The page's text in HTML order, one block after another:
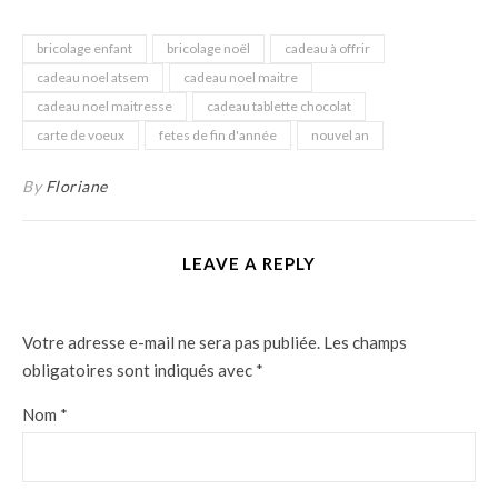
bricolage enfant bricolage noël
cadeau à offrir
cadeau noel atsem
cadeau noel maitre
cadeau noel maitresse
cadeau tablette chocolat
carte de voeux
fetes de fin d'année nouvel an
ByFloriane
LEAVE A REPLY
Votre adresse e-mail ne sera pas publiée. Les champs
obligatoires sont indiqués avec *
Nom *